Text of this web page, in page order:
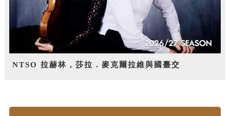
NTSO 拉赫林，莎拉．麥克爾拉維與國臺交